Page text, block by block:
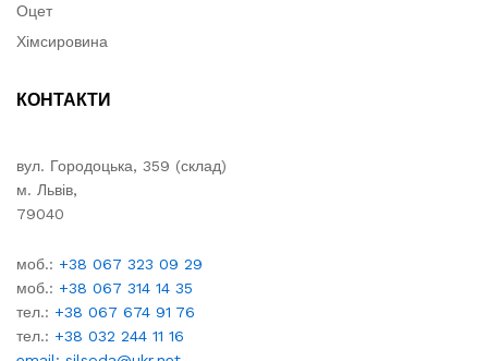
Оцет
Хімсировина
КОНТАКТИ
вул. Городоцька, 359 (склад)
м. Львів,
79040
моб.: +38 067 323 09 29
моб.: +38 067 314 14 35
тел.: +38 067 674 91 76
тел.: +38 032 244 11 16